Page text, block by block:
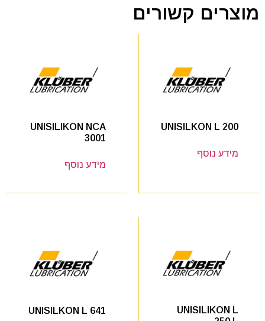
מוצרים קשורים
UNISILKON L 200
מידע נוסף
UNISILIKON NCA
3001
מידע נוסף
UNISILIKON L
UNISILKON L 641